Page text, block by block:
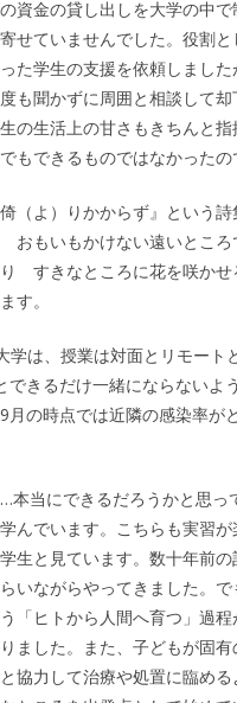
資金の貸し出しを大学の中
せていませんでした。役割
た学生の支援を依頼しまし
も聞かずに周囲と相談して
の生活上の甘さもきちんと
もできるものではなかったの
（よ）りかからず』という
おもいもかけない遠いとこ
すきなところに花を咲かせ
す。
学は、授業は対面とリモー
できるだけ一緒にならないよ
月の時点では近隣の感染率
当にできるだろうかと思っ
んでいます。こちらも実習
生と見ています。数十年前
いながらやってきました。
「ヒトから人間へ育つ」過
ました。また、子どもが固
協力して治療や処置に臨め